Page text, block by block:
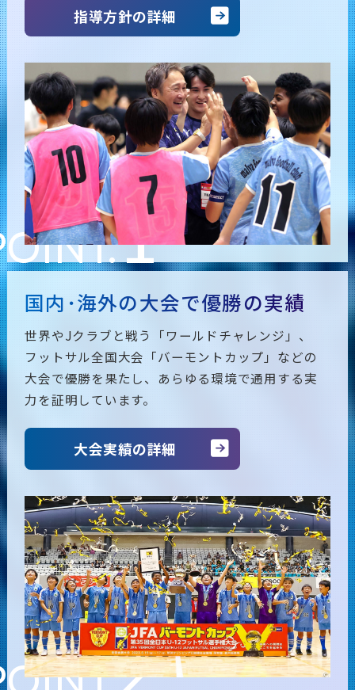
指導方針の詳細
1
国内･海外の大会で優勝の実績
世界やJクラブと戦う「ワールドチャレンジ」、
フットサル全国大会「バーモントカップ」などの
大会で優勝を果たし、あらゆる環境で通用する実
力を証明しています。
大会実績の詳細
2